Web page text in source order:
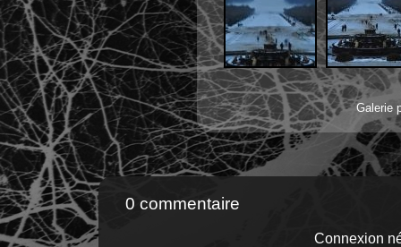
Galerie
0 commentaire
Connexion